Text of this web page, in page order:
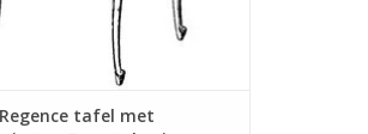
tafel met